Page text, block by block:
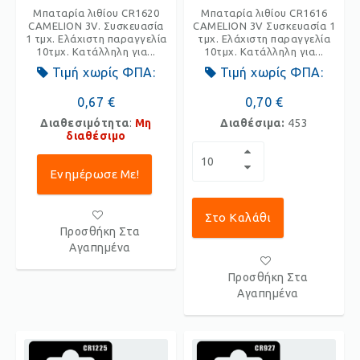
Μπαταρία λιθίου CR1620
CAMELION 3V. Συσκευασία
1 τμχ. Ελάχιστη παραγγελία
10τμχ. Κατάλληλη για...
Τιμή χωρίς ΦΠΑ:
0,67 €
Διαθεσιμότητα: Μη
διαθέσιμο
Ενημέρωσε Με!
Προσθήκη Στα
Αγαπημένα
Μπαταρία λιθίου CR1616
CAMELION 3V Συσκευασία 1
τμχ. Ελάχιστη παραγγελία
10τμχ. Κατάλληλη για...
Τιμή χωρίς ΦΠΑ:
0,70 €
Διαθέσιμα: 453
Στο Καλάθι
Προσθήκη Στα
Αγαπημένα